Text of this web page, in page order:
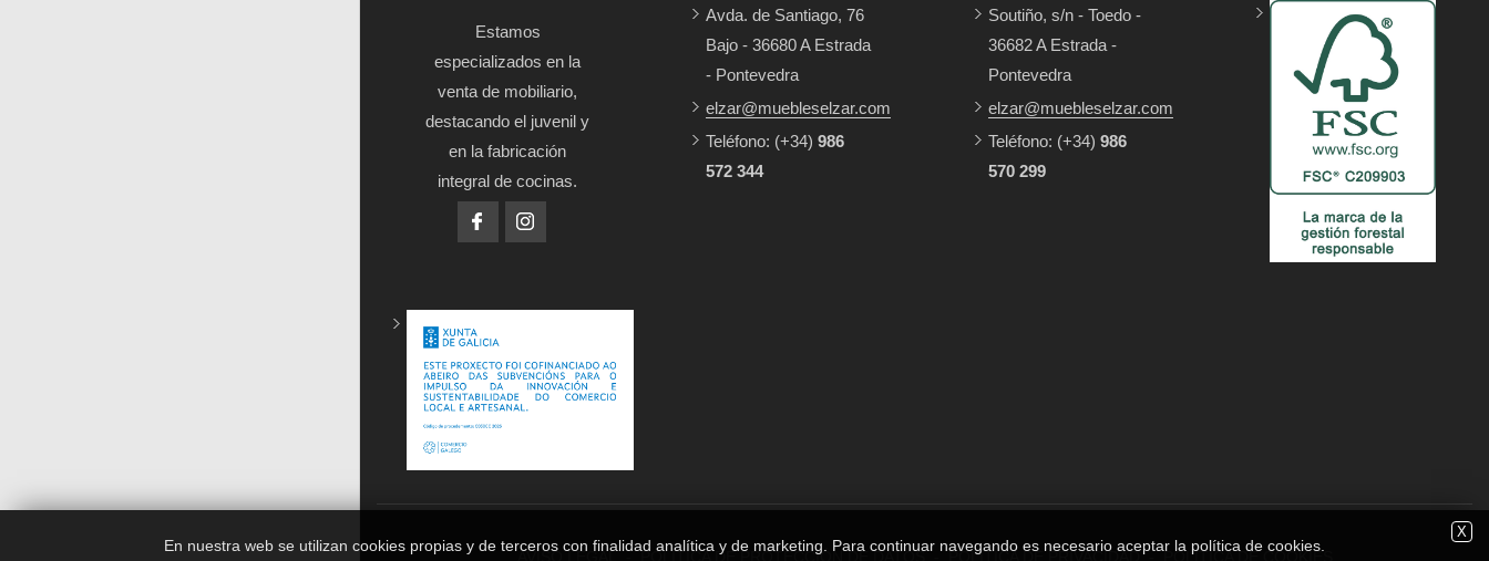
Estamos
especializados en la
venta de mobiliario,
destacando el juvenil y
en la fabricación
integral de cocinas.
Avda. de Santiago, 76
Bajo - 36680 A Estrada
- Pontevedra
elzar@muebleselzar.com
Teléfono: (+34) 986
572 344
Soutiño, s/n - Toedo -
36682 A Estrada -
Pontevedra
elzar@muebleselzar.com
Teléfono: (+34) 986
570 299
AVISO LEGAL-POLÍTICA DE PROTECCIÓN DE DATOS-POLITICA DE PRIVACIDAD-POLÍTICA DE COOKIES
X
En nuestra web se utilizan cookies propias y de terceros con finalidad analítica y de marketing. Para continuar navegando es necesario aceptar la política de cookies.